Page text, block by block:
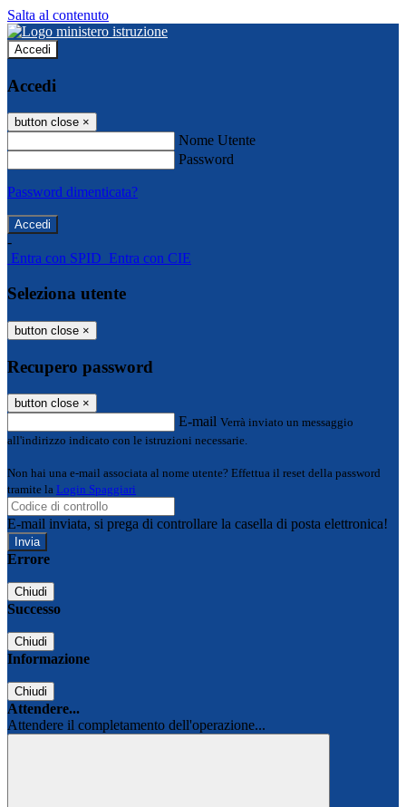
Salta al contenuto
Accedi
Accedi
button close ×
Nome Utente
Password
Password dimenticata?
-
Entra con SPID Entra con CIE
Seleziona utente
button close ×
Recupero password
button close ×
E-mail Verrà inviato un messaggio
all'indirizzo indicato con le istruzioni necessarie.
Non hai una e-mail associata al nome utente? Effettua il reset della password
tramite la Login Spaggiari
E-mail inviata, si prega di controllare la casella di posta elettronica!
Errore
Chiudi
Successo
Chiudi
Informazione
Chiudi
Attendere...
Attendere il completamento dell'operazione...